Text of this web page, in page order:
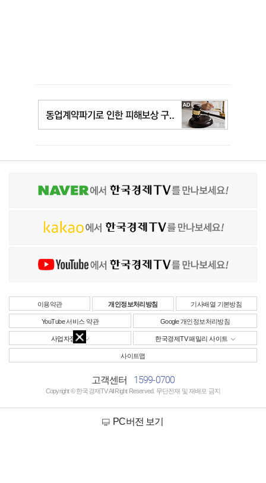
이용약관 개인정보처리방침 기사배열 기본방침
YouTube 서비스 약관 Google 개인정보처리방침
사업자정보 한국경제TV 패밀리 사이트
사이트맵
고객센터 1599-0700
Copyright © 한국경제TV All Right Reserved. 무단전재 및 재배포 금지
PC버전 보기